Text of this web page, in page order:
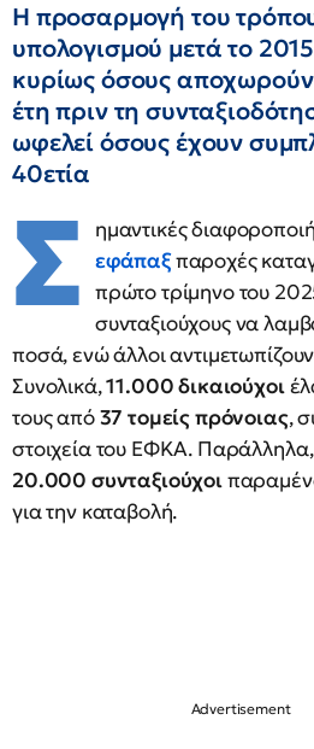
Η προσαρμογή του
υπολογισμού μετά το
κυρίως όσους αποχωρούν
έτη πριν τη
ωφελεί όσους έχουν
40ετία
Σ
ημαντικές
εφάπαξπαροχές
πρώτο τρίμηνο του
συνταξιούχους να
ποσά, ενώ άλλοι
Συνολικά,11.000 δικαιούχοι
τους από37 τομείς πρόνοιας,
στοιχεία του ΕΦΚΑ.
20.000 συνταξιούχοι
για την καταβολή.